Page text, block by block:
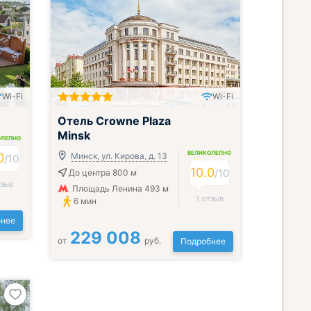
Wi-Fi
/10
Wi-Fi
Отель Crowne Plaza
Minsk
Минск, ул. Кирова, д. 13
До центра 800 м
Площадь Ленина 493 м
6 мин
ВЕЛИКОЛЕПНО
10.0/10
1 отзыв
от 229 008 руб. Подробнее